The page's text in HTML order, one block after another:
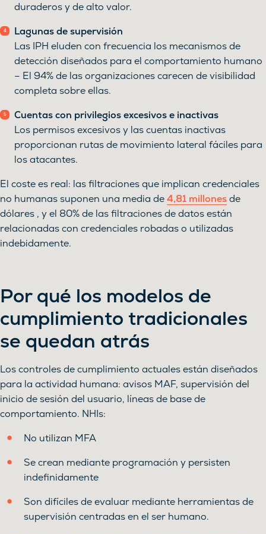
duraderos y de alto valor.
Lagunas de supervisión
Las IPH eluden con frecuencia los mecanismos de
detección diseñados para el comportamiento humano
– El 94% de las organizaciones carecen de visibilidad
completa sobre ellas.
Cuentas con privilegios excesivos e inactivas
Los permisos excesivos y las cuentas inactivas
proporcionan rutas de movimiento lateral fáciles para
los atacantes.
El coste es real: las filtraciones que implican credenciales
no humanas suponen una media de4,81 millonesde
dólares , y el 80% de las filtraciones de datos están
relacionadas con credenciales robadas o utilizadas
indebidamente.
Por qué los modelos de
cumplimiento tradicionales
se quedan atrás
Los controles de cumplimiento actuales están diseñados
para la actividad humana: avisos MAF, supervisión del
inicio de sesión del usuario, líneas de base de
comportamiento. NHIs:
No utilizan MFA
Se crean mediante programación y persisten
indefinidamente
Son difíciles de evaluar mediante herramientas de
supervisión centradas en el ser humano.